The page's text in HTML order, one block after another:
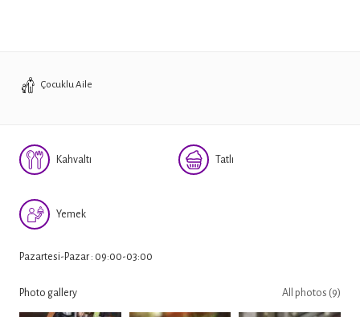
Çocuklu Aile
Kahvaltı Tatlı
Yemek
Pazartesi-Pazar : 09:00-03:00
Photo gallery All photos (9)